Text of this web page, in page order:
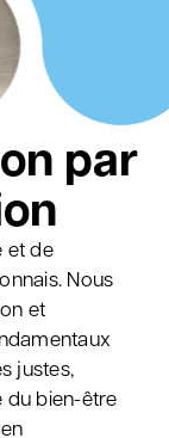
par
et de
Nous
et
justes,
du bien-être